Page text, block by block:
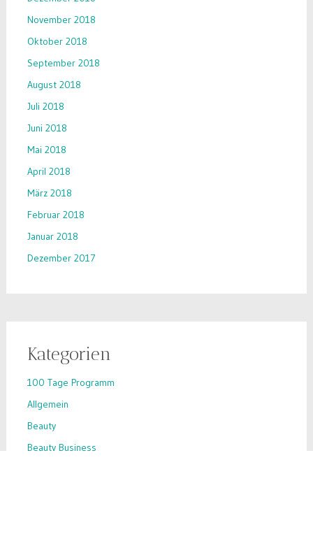
November 2018
Oktober 2018
September 2018
August 2018
Juli 2018
Juni 2018
Mai 2018
April 2018
März 2018
Februar 2018
Januar 2018
Dezember 2017
Kategorien
100 Tage Programm
Allgemein
Beauty
Beauty Business